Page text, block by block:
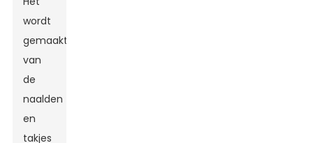
wordt
gemaakt
van
de
naalden
en
takjes